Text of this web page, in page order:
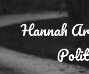
Hannah